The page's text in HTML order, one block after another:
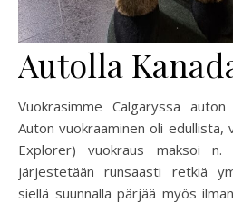
Autolla
Vuokrasimme Calgaryssa
Auton vuokraaminen oli edullista,
Explorer) vuokraus maksoi n.
järjestetään runsaasti retkiä
siellä suunnalla pärjää myös